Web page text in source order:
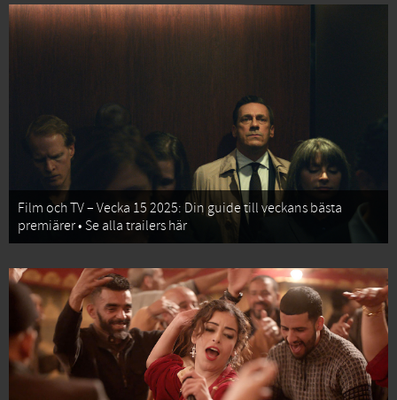
Film och TV – Vecka 15 2025: Din guide till veckans bästa
premiärer • Se alla trailers här